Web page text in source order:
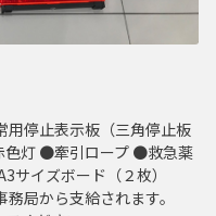
停止表示板（三角停止板
灯 ●牽引ロープ ●救急薬
サイズボード（２枚）
局から支給されます。